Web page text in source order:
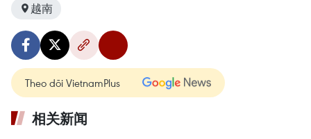
越南
Theo dõi VietnamPlus
相关新闻